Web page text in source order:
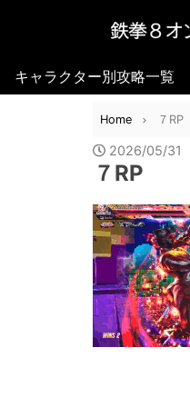
キャラクター別攻略一覧
Home ７RP
2026/05/31
７RP